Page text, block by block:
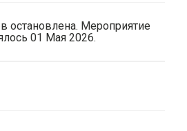
остановлена. Мероприятие
01 Мая 2026.